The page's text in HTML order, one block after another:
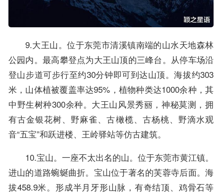
9.大王山。位于东莞市清溪镇南端的山水天地森林
公园内。最高攀登点为大王山顶的三峰台。从停车场沿
登山步道可步行至约30分钟即可到达山顶。海拔约303
米，山体植被覆盖率达95%，植物种类达1000余种，其
中野生树种300余种。大王山风景秀丽，神秘莫测，拥
有古金银花树、野麻雀、古橄榄、古杨桃、野滴水观
音“五宝”和跃进楼、王岭驿站等仿古建筑。
10.宝山。一座不太出名的山。位于东莞市黄江镇。
进山的道路蜿蜒曲折。宝山位于著名的芙蓉寺后面。海
拔458.9米。形成半月牙形山脉，有奇结顶、鸡骨石等